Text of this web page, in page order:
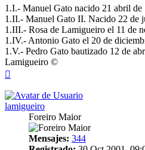
1.I.- Manuel Gato nacido 21 abril de
1.II.- Manuel Gato II. Nacido 22 de
1.III.- Rosa de Lamigueiro el 11 de
1.IV.- Antonio Gato el 20 de
1.V.- Pedro Gato bautizado 12 de
Lamigueiro ©
lamigueiro
Foreiro Maior
Mensajes: 344